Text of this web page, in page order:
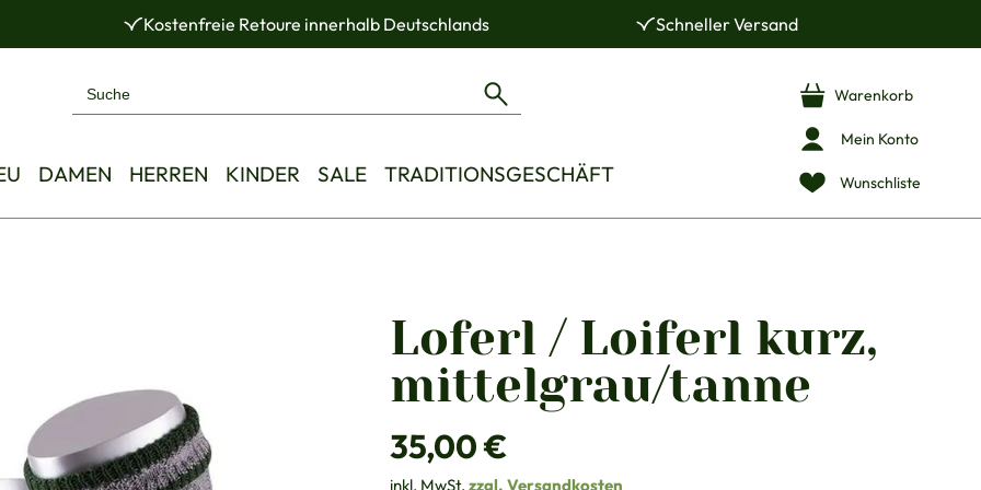
Kostenfreie Retoure innerhalb Deutschlands Schneller Versand
DAMEN HERREN KINDER SALE TRADITIONSGESCHÄFT Wunschliste
Mein Konto
Warenkorb
Loferl / Loiferl kurz,
mittelgrau/tanne
Regulärer Preis:
35,00 €
inkl. MwSt. zzgl. Versandkosten